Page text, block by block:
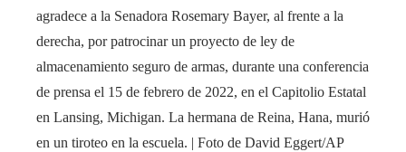
agradece a la Senadora Rosemary Bayer, al frente a la
derecha, por patrocinar un proyecto de ley de
almacenamiento seguro de armas, durante una conferencia
de prensa el 15 de febrero de 2022, en el Capitolio Estatal
en Lansing, Michigan. La hermana de Reina, Hana, murió
en un tiroteo en la escuela. | Foto de David Eggert/AP